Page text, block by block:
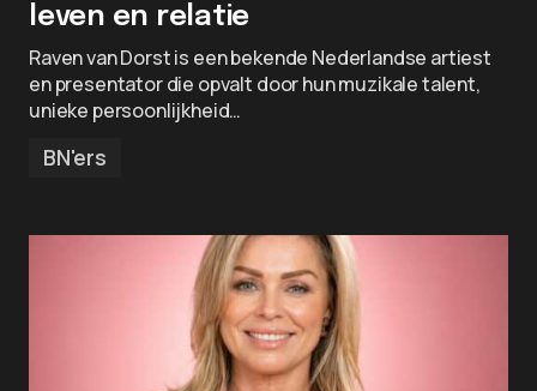
leven en relatie
Raven van Dorst is een bekende Nederlandse artiest
en presentator die opvalt door hun muzikale talent,
unieke persoonlijkheid…
BN'ers